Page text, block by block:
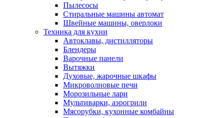
Пылесосы
Стиральные машины автомат
Швейные машины, оверлоки
Техника для кухни
Автоклавы, дистилляторы
Блендеры
Варочные панели
Вытяжки
Духовые, жарочные шкафы
Микроволновые печи
Морозильные лари
Мультиварки, аэрогрили
Мясорубки, кухонные комбайны